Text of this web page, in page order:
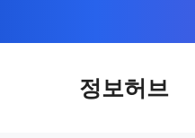
정보허브